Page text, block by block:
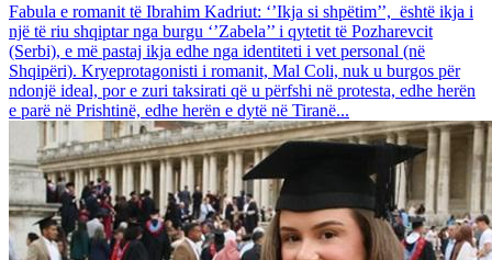
Fabula e romanit të Ibrahim Kadriut: ‘’Ikja si shpëtim’’, është ikja i
një të riu shqiptar nga burgu ‘’Zabela’’ i qytetit të Pozharevcit
(Serbi), e më pastaj ikja edhe nga identiteti i vet personal (në
Shqipëri). Kryeprotagonisti i romanit, Mal Coli, nuk u burgos për
ndonjë ideal, por e zuri taksirati që u përfshi në protesta, edhe herën
e parë në Prishtinë, edhe herën e dytë në Tiranë...